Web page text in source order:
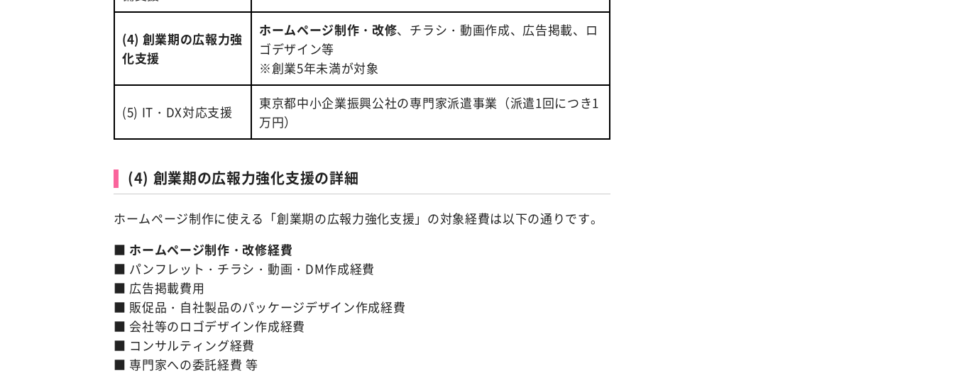
(4) 創業期の広報力強
化支援
ホームページ制作・改修、チラシ・動画作成、広告掲載、ロ
ゴデザイン等
※創業5年未満が対象
(5) IT・DX対応支援
東京都中小企業振興公社の専門家派遣事業（派遣1回につき1
万円）
(4) 創業期の広報力強化支援の詳細
ホームページ制作に使える「創業期の広報力強化支援」の対象経費は以下の通りです。
■ ホームページ制作・改修経費
■ パンフレット・チラシ・動画・DM作成経費
■ 広告掲載費用
■ 販促品・自社製品のパッケージデザイン作成経費
■ 会社等のロゴデザイン作成経費
■ コンサルティング経費
■ 専門家への委託経費 等